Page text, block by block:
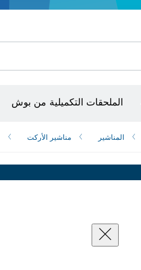
الملحقات التكميلية من بوش
المناشير مناشير الأركت